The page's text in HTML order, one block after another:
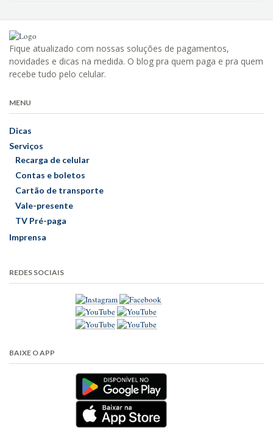
Fique atualizado com nossas soluções de pagamentos,
novidades e dicas na medida. O blog pra quem paga e pra quem
recebe tudo pelo celular.
MENU
Dicas
Serviços
Recarga de celular
Contas e boletos
Cartão de transporte
Vale-presente
TV Pré-paga
Imprensa
REDES SOCIAIS
BAIXE O APP